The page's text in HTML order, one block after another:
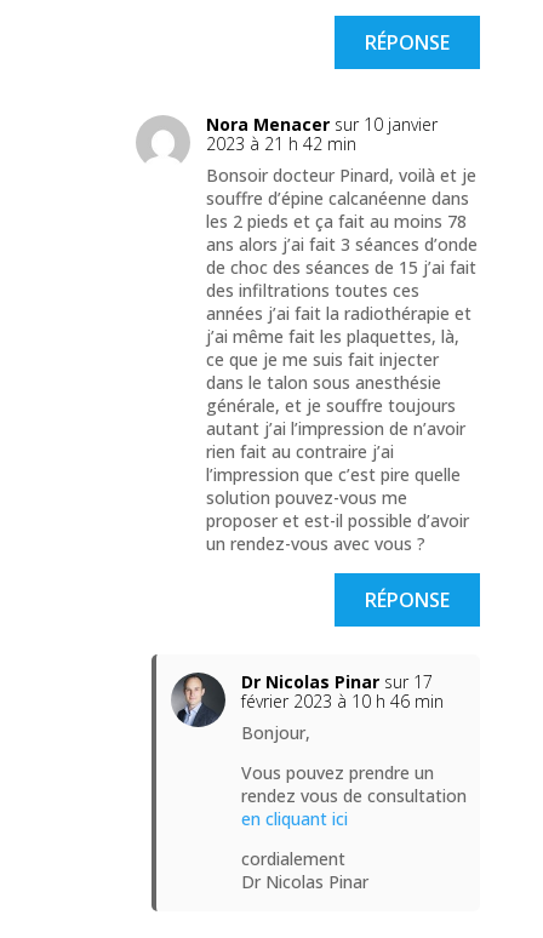
RÉPONSE
Nora Menacer sur 10 janvier
2023 à 21 h 42 min
Bonsoir docteur Pinard, voilà et je
souffre d’épine calcanéenne dans
les 2 pieds et ça fait au moins 78
ans alors j’ai fait 3 séances d’onde
de choc des séances de 15 j’ai fait
des infiltrations toutes ces
années j’ai fait la radiothérapie et
j’ai même fait les plaquettes, là,
ce que je me suis fait injecter
dans le talon sous anesthésie
générale, et je souffre toujours
autant j’ai l’impression de n’avoir
rien fait au contraire j’ai
l’impression que c’est pire quelle
solution pouvez-vous me
proposer et est-il possible d’avoir
un rendez-vous avec vous ?
RÉPONSE
Dr Nicolas Pinar sur 17
février 2023 à 10 h 46 min
Bonjour,
Vous pouvez prendre un
rendez vous de consultation
en cliquant ici
cordialement
Dr Nicolas Pinar